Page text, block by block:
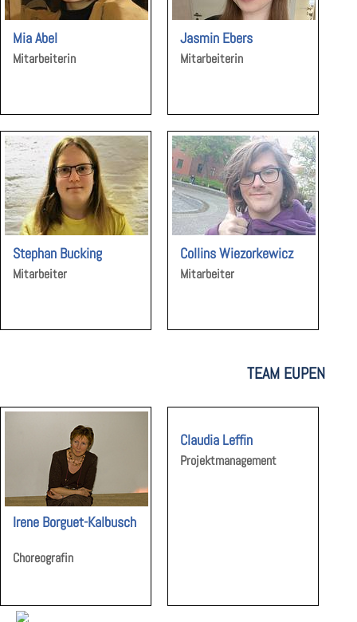
Mia Abel
Mitarbeiterin
Jasmin Ebers
Mitarbeiterin
Stephan Bucking
Mitarbeiter
Collins Wiezorkewicz
Mitarbeiter
TEAM EUPEN
Irene Borguet-Kalbusch
Choreografin
Claudia Leffin
Projektmanagement